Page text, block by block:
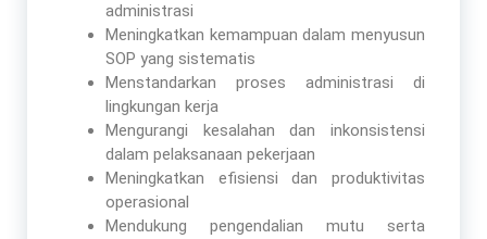
administrasi
Meningkatkan kemampuan dalam menyusun
SOP yang sistematis
Menstandarkan proses administrasi di
lingkungan kerja
Mengurangi kesalahan dan inkonsistensi
dalam pelaksanaan pekerjaan
Meningkatkan efisiensi dan produktivitas
operasional
Mendukung pengendalian mutu serta